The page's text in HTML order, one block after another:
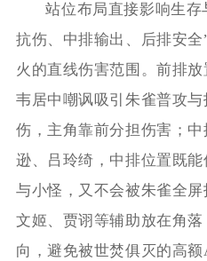
站位布局直接影响生
抗伤、中排输出、后排安
火的直线伤害范围。前排
韦居中嘲讽吸引朱雀普攻
伤，主角靠前分担伤害；
逊、吕玲绮，中排位置既
与小怪，又不会被朱雀全
文姬、贾诩等辅助放在角
向，避免被世焚俱灭的高